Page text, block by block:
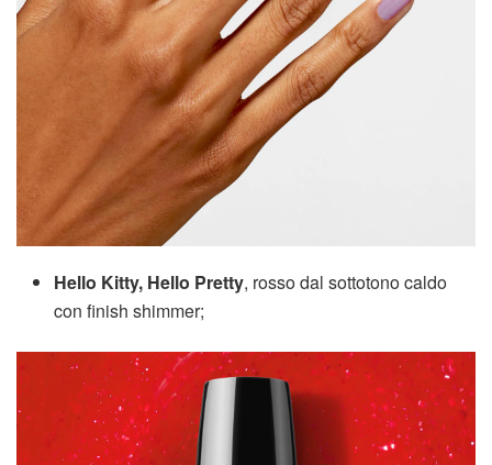
Hello Kitty, Hello Pretty, rosso dal sottotono caldo
con finish shimmer;